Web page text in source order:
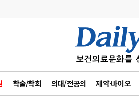
학술/학회 의대/전공의 제약·바이오
수급 추계
사고
수첩
피플